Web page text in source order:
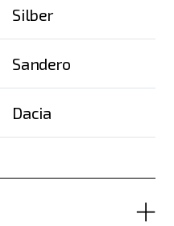
Silber
Sandero
Dacia